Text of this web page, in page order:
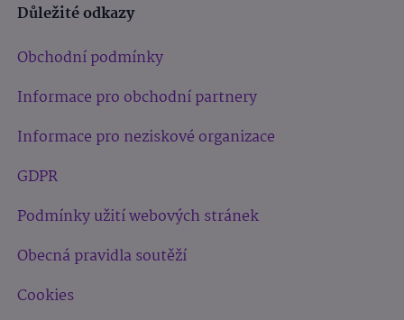
Důležité odkazy
Obchodní podmínky
Informace pro obchodní partnery
Informace pro neziskové organizace
GDPR
Podmínky užití webových stránek
Obecná pravidla soutěží
Cookies